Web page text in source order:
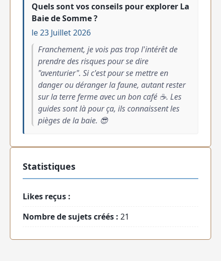
Quels sont vos conseils pour explorer La
Baie de Somme ?
le 23 Juillet 2026
Franchement, je vois pas trop l'intérêt de
prendre des risques pour se dire
"aventurier". Si c'est pour se mettre en
danger ou déranger la faune, autant rester
sur la terre ferme avec un bon café ☕. Les
guides sont là pour ça, ils connaissent les
pièges de la baie. 😎
Statistiques
Likes reçus :
Nombre de sujets créés : 21